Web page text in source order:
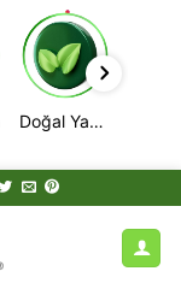
Doğal Yaşam